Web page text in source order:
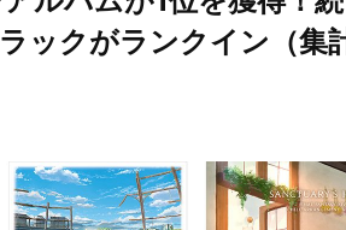
ックがランクイン（集